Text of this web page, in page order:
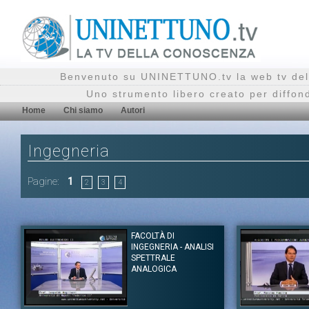
Benvenuto su UNINETTUNO.tv la web tv
Uno strumento libero creato per
Home Chi siamo Autori
Ingegneria
Pagine: 1 2 3 4
FACOLTÀ DI
INGEGNERIA - ANALISI
SPETTRALE
ANALOGICA